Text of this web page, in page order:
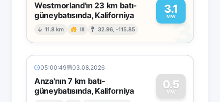
Westmorland'ın 23 km batı-
güneybatısında, Kaliforniya
11.8 km III 32.96, -115.85
3.1
MW
3
05:00:49 03.08.2026
Anza'nın 7 km batı-
güneybatısında, Kaliforniya
0.5
MW